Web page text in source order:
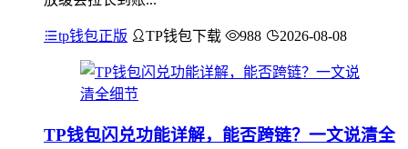
tp钱包正版 TP钱包下载 988 2026-08-08
TP钱包闪兑功能详解，能否跨链？一文说清全